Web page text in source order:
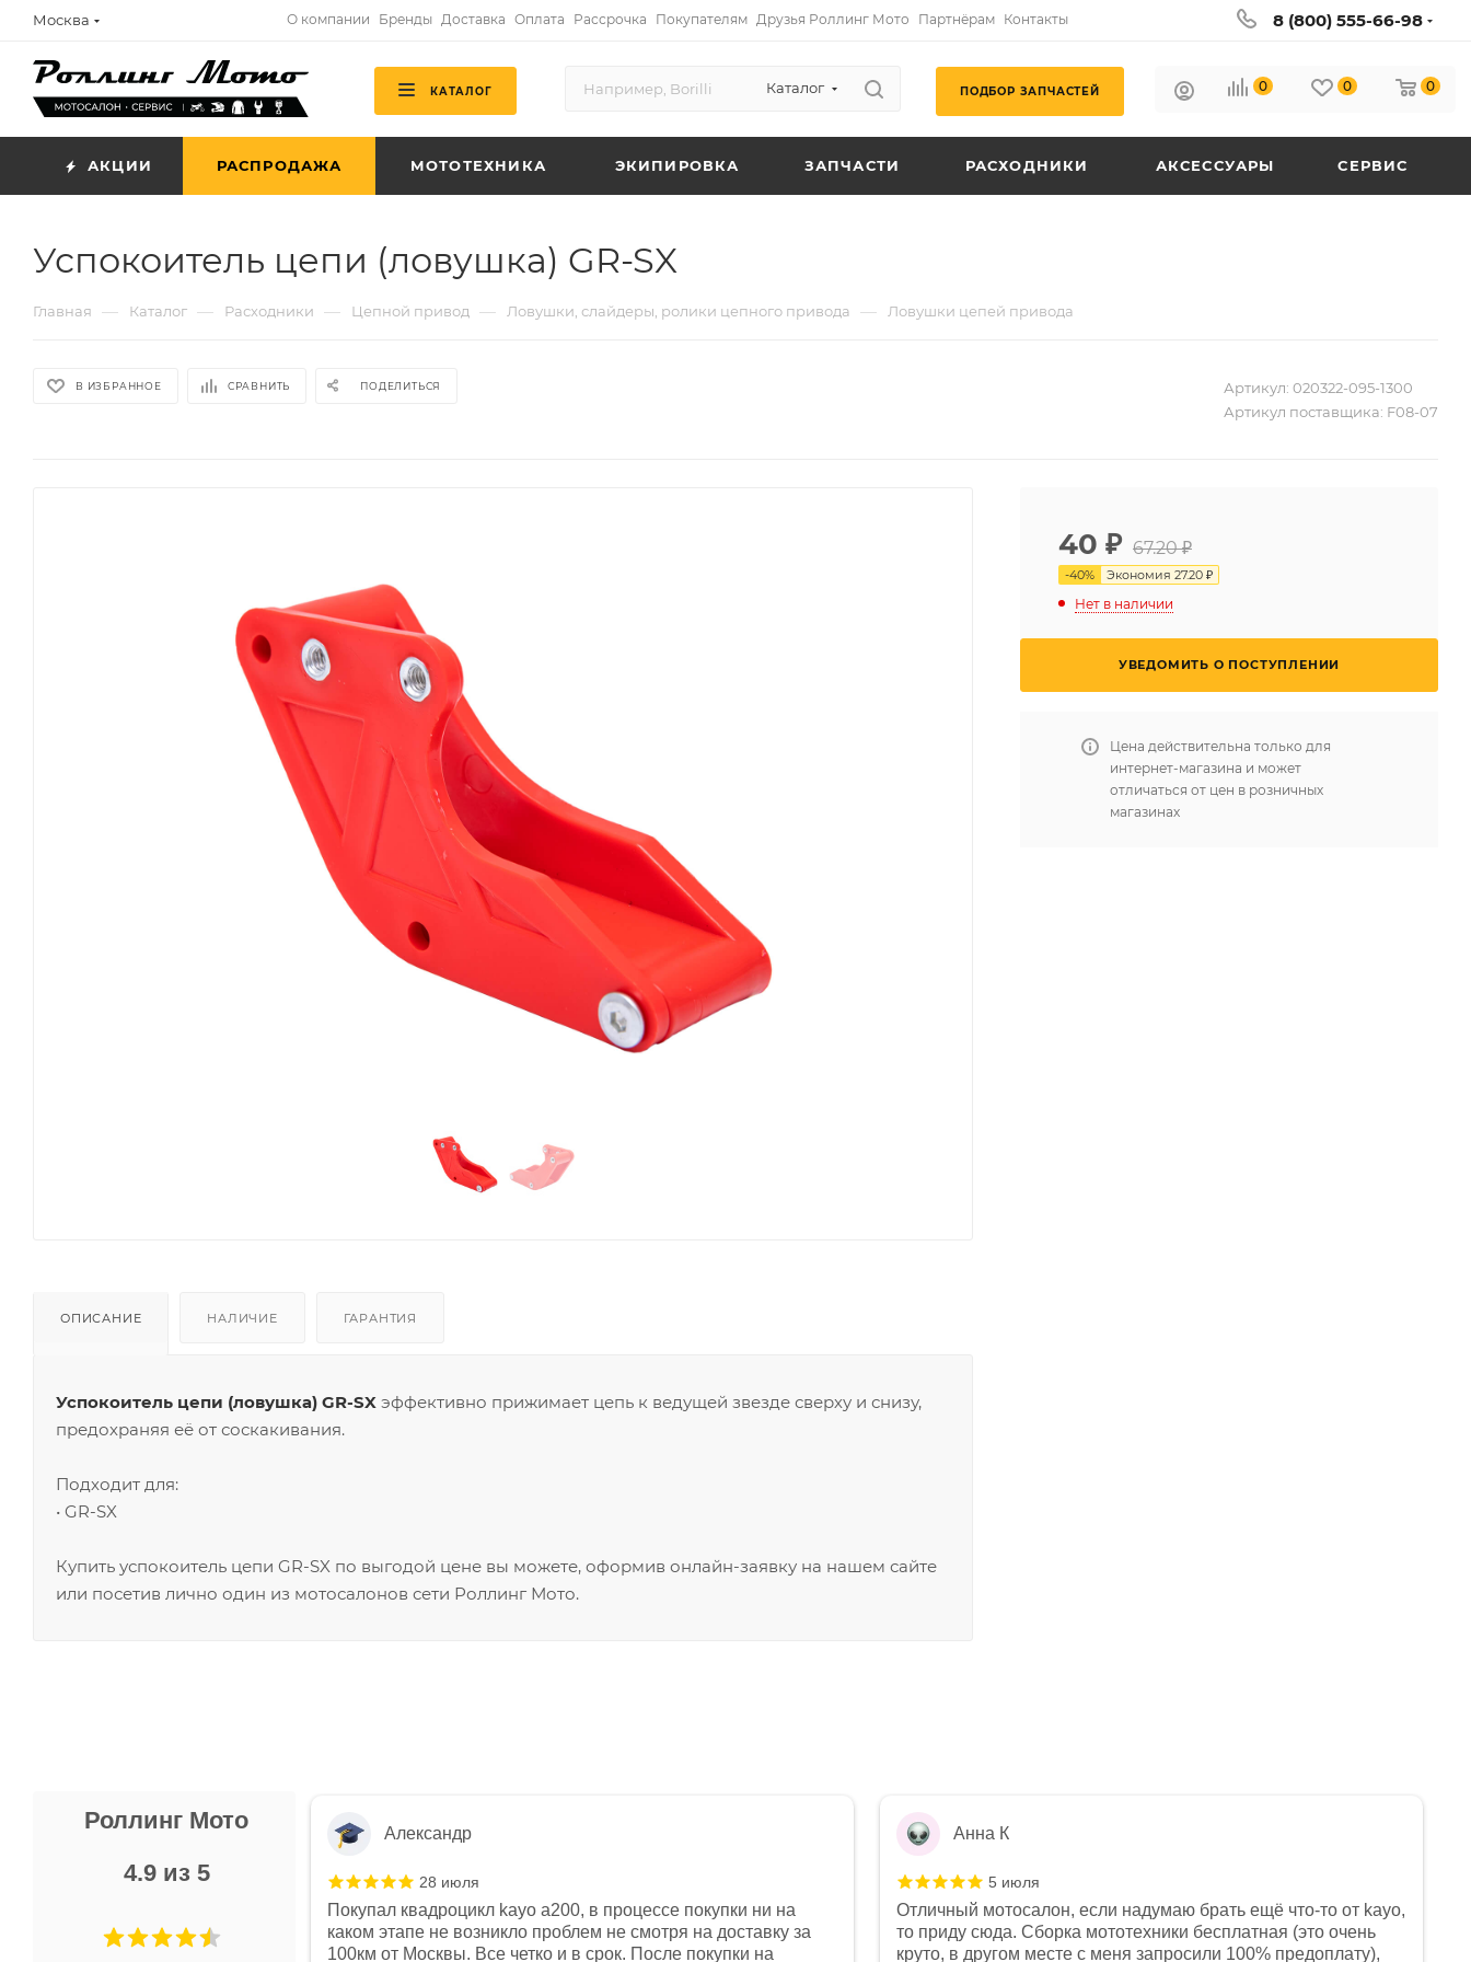
Москва О компании Бренды Доставка Оплата Рассрочка Покупателям Друзья Роллинг Мото Партнёрам Контакты 8 (800) 555-66-98
КАТАЛОГ Каталог ПОДБОР ЗАПЧАСТЕЙ 0 0 0
АКЦИИ РАСПРОДАЖА МОТОТЕХНИКА ЭКИПИРОВКА ЗАПЧАСТИ РАСХОДНИКИ АКСЕССУАРЫ СЕРВИС
Успокоитель цепи (ловушка) GR-SX
Главная — Каталог — Расходники — Цепной привод — Ловушки, слайдеры, ролики цепного привода — Ловушки цепей привода
В ИЗБРАННОЕ СРАВНИТЬ ПОДЕЛИТЬСЯ Артикул: 020322-095-1300
Артикул поставщика: F08-07
ОПИСАНИЕ НАЛИЧИЕ ГАРАНТИЯ
Успокоитель цепи (ловушка) GR-SX эффективно прижимает цепь к ведущей звезде сверху и снизу,
предохраняя её от соскакивания.
Подходит для:
• GR-SX
Купить успокоитель цепи GR-SX по выгодой цене вы можете, оформив онлайн-заявку на нашем сайте
или посетив лично один из мотосалонов сети Роллинг Мото.
40 ₽ 67.20 ₽
-40% Экономия 27.20 ₽
Нет в наличии
УВЕДОМИТЬ О ПОСТУПЛЕНИИ
Цена действительна только для
интернет-магазина и может
отличаться от цен в розничных
магазинах
Роллинг Мото
4.9 из 5
Не понравились условия
и дают только на год)
Александр
28 июля
Покупал квадроцикл kayo a200, в процессе покупки ни на
каком этапе не возникло проблем не смотря на доставку за
100км от Москвы. Все четко и в срок. После покупки на
Анна К
5 июля
Отличный мотосалон, если надумаю брать ещё что-то от kayo,
то приду сюда. Сборка мототехники бесплатная (это очень
круто, в другом месте с меня запросили 100% предоплату),